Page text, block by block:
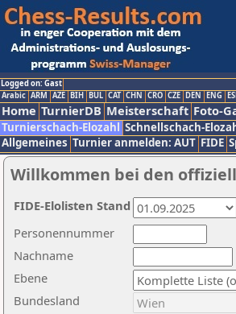
Logged on: Gast
Arabic ARM AZE BIH BUL CAT CHN CRO CZE DEN ENG
Home TurnierDB Meisterschaft Foto-
Turnierschach-Elozahl Schnellschach-
Allgemeines Turnier anmelden: AUT FIDE
Willkommen bei den
Nachname
Ebene
Personennummer
Bundesland
FIDE-Elolisten Stand